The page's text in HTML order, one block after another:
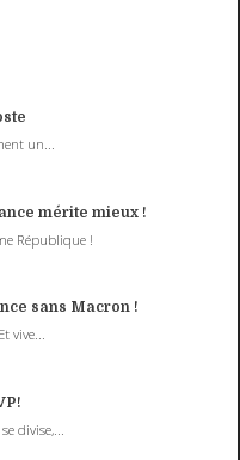
un...
mérite mieux !
République !
sans Macron !
vive...
divise,...